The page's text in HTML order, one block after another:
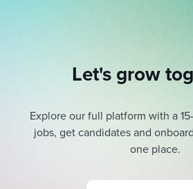
Let's grow
Explore our full platform with a
jobs, get candidates and
one place.